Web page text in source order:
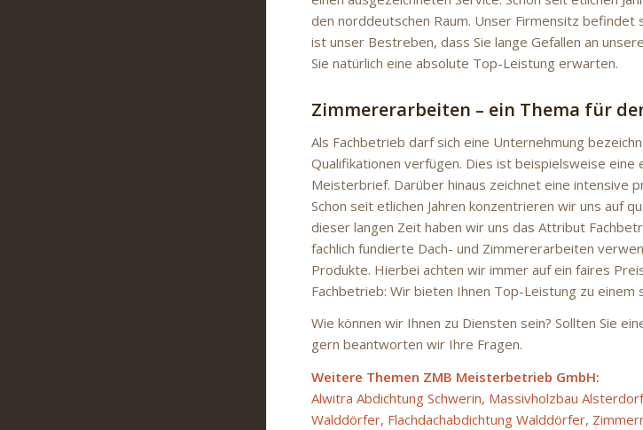
den norddeutschen Raum. Unser Firmensitz befindet
ist unser Bestreben, dass Sie lange Gefallen an
Sie natürlich eine absolute Top-Leistung erwarten.
Zimmererarbeiten – ein Thema für
Als Fachbetrieb darf sich eine Unternehmung
Qualifikationen verfügen. Dies ist beispielsweise
Meisterbrief. Darüber hinaus zeichnet eine intensive
Schon seit etlichen Jahren konzentrieren wir uns auf
dieser langen Zeit haben wir uns das Attribut
fachlich fundierte Dach- und Zimmererarbeiten
Produkte. Hierbei achten wir immer auf ein faires
Fachbetrieb: Wir bieten Ihnen Top-Leistung zu einem
Wie können wir Ihnen zu Diensten sein? Sollten Sie
gern beantworten wir Ihre Fragen.
Weitere Themen ZMB Meisterbetrieb GmbH:
Alwitra Abdichtung Schwerin, Massivholzbau
Walddörfer, Flachdachabdichtung Walddörfer,